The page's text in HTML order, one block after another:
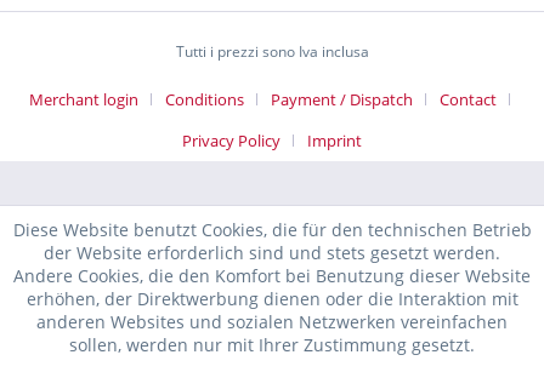
Tutti i prezzi sono Iva inclusa
Merchant login Conditions Payment / Dispatch
Contact
Privacy Policy
Imprint
Diese Website benutzt Cookies, die für den technischen Betrieb
der Website erforderlich sind und stets gesetzt werden.
Andere Cookies, die den Komfort bei Benutzung dieser Website
erhöhen, der Direktwerbung dienen oder die Interaktion mit
anderen Websites und sozialen Netzwerken vereinfachen
sollen, werden nur mit Ihrer Zustimmung gesetzt.